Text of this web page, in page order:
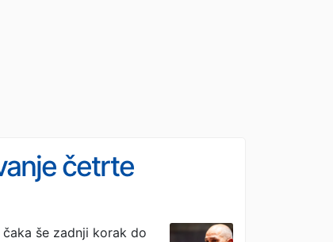
četrte
še zadnji korak do